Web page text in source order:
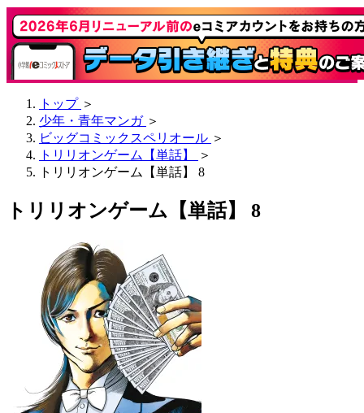
トップ ＞
少年・青年マンガ ＞
ビッグコミックスペリオール ＞
トリリオンゲーム【単話】
＞
トリリオンゲーム【単話】 8
トリリオンゲーム【単話】 8